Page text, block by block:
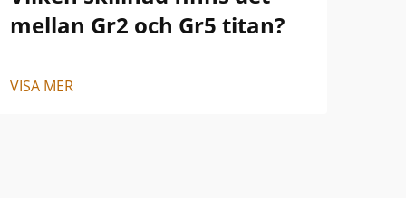
mellan Gr2 och Gr5 titan?
VISA MER